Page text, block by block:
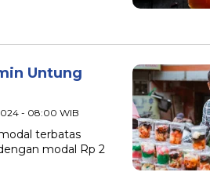
Untung
- 08:00 WIB
terbatas
modal Rp 2